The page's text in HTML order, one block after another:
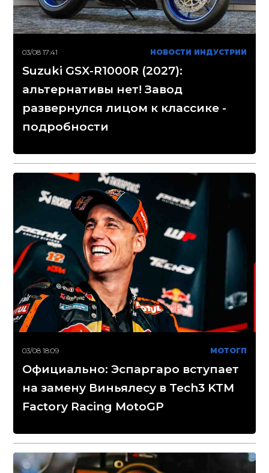
03/08 17:41 НОВОСТИ ИНДУСТРИИ
Suzuki GSX-R1000R (2027):
альтернативы нет! Завод
развернулся лицом к классике -
подробности
03/08 18:09 МОТОГП
Официально: Эспаргаро вступает
на замену Виньялесу в Tech3 KTM
Factory Racing MotoGP